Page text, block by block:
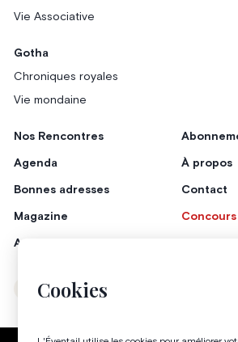
Cookies
Vie Associative
Gotha
Chroniques royales
Vie mondaine
Nos Rencontres
Agenda
Bonnes adresses
Magazine
Annonceurs
À propos
Contact
Concours
Instagram